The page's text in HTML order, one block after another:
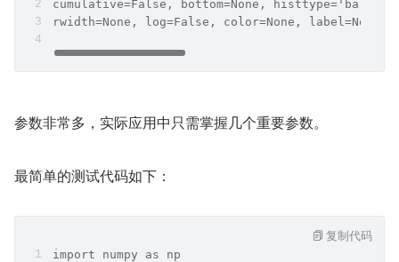
cumulative=False, bottom=None,
rwidth=None, log=False, color=None, label=None,
参数非常多，实际应用中只需掌握几个重要参数。
最简单的测试代码如下：
import numpy as np
复制代码